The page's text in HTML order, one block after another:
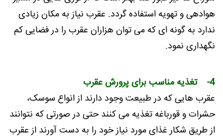
هوادهی و تهویه استفاده گردد. عقرب نیاز به مکان زیادی
ندارد به گونه ای که می توان هزاران عقرب را در فضایی کم
نگهداری نمود.
4- تغذیه مناسب برای پرورش عقرب
عقرب هایی که در طبیعت وجود دارند از انواع سوسک،
حشرات و قورباغه تغذیه می کنند حتی در صورتی که نتوانند
از طریق شکار غذای مورد نیاز خود را به دست آورند از عقرب